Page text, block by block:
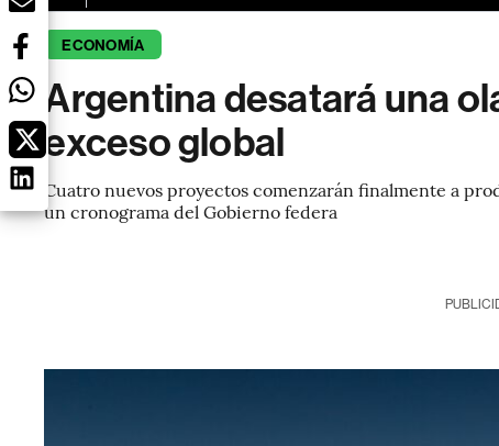
ECONOMÍA
Argentina desatará una
exceso global
Cuatro nuevos proyectos comenzarán finalmente a
un cronograma del Gobierno federa